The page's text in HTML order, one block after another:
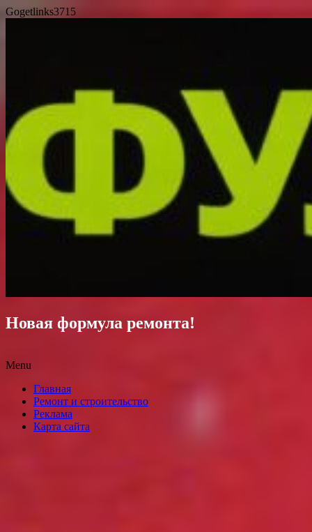
Gogetlinks3715
Новая формула ремонта!
Menu
content
Главная
Ремонт и строительство
Реклама
Карта сайта